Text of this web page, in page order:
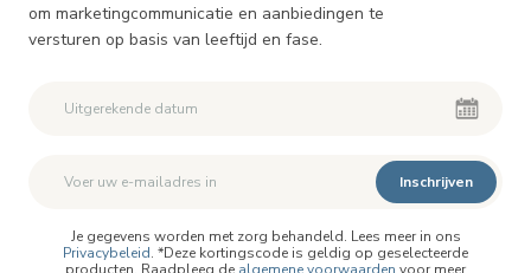
om marketingcommunicatie en aanbiedingen te
versturen op basis van leeftijd en fase.
Inschrijven
Je gegevens worden met zorg behandeld. Lees meer in ons
Privacybeleid. *Deze kortingscode is geldig op geselecteerde